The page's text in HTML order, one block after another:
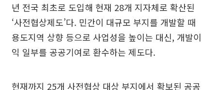
년 전국 최초로 도입해 현재 28개 지자체로 확산된
‘사전협상제도’다. 민간이 대규모 부지를 개발할 때
용도지역 상향 등으로 사업성을 높이는 대신, 개발이
익 일부를 공공기여로 환수하는 제도다.
현재까지 25개 사전협상 대상 부지에서 확보된 공공